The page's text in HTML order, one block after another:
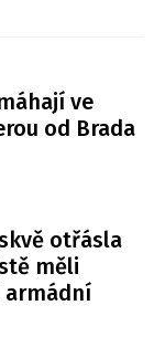
ve
od Brada
otřásla
měli